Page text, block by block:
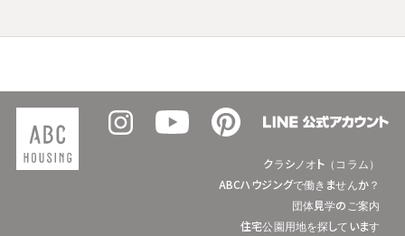
クラシノオト（コラム）
ABCハウジングで働きませんか？
団体見学のご案内
住宅公園用地を探しています